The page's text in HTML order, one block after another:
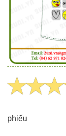
phiếu